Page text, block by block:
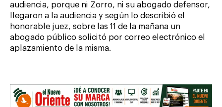
audiencia, porque ni Zorro, ni su abogado defensor,
llegaron a la audiencia y según lo describió el
honorable juez, sobre las 11 de la mañana un
abogado público solicitó por correo electrónico el
aplazamiento de la misma.